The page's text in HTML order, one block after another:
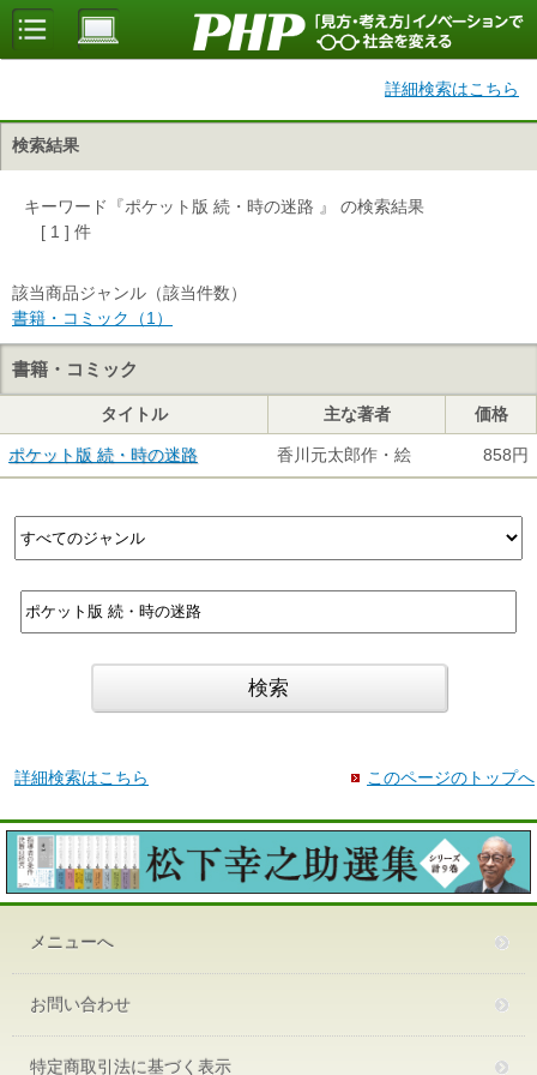
詳細検索はこちら
検索結果
キーワード『ポケット版 続・時の迷路 』 の検索結果
[ 1 ] 件
該当商品ジャンル（該当件数）
書籍・コミック（1）
書籍・コミック
タイトル 主な著者 価格
ポケット版 続・時の迷路 香川元太郎作・絵 858円
詳細検索はこちら このページのトップへ
メニューへ
お問い合わせ
特定商取引法に基づく表示